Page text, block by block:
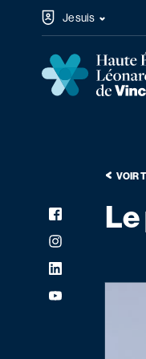
Haute École
Réseaux
Facebook
Instagram
LinkedIn
YouTube
Je suis
VOIR